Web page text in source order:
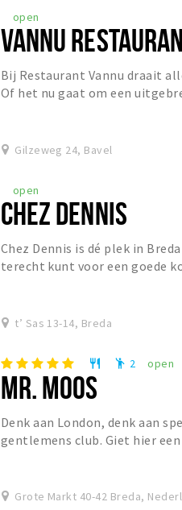
open
VANNU
Bij Restaurant Vannu draait
Of het nu gaat om een
Gilzeweg 24, Bavel
open
CHEZ DENNIS
Chez Dennis is dé plek in
terecht kunt voor een goede
t’ Sas 13-14, Breda
restaurant emoji_people 2 open
MR. MOOS
Denk aan London, denk aan
gentlemens club. Giet hier
Grote Markt 40-42 Breda,